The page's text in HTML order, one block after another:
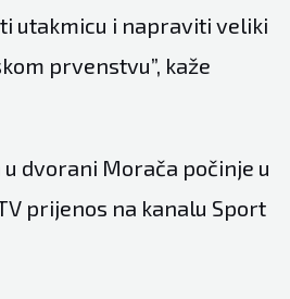
utakmicu i napraviti veliki
prvenstvu”, kaže
dvorani Morača počinje u
prijenos na kanalu Sport